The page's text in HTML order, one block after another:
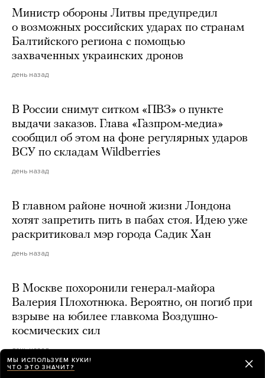
Министр обороны Литвы предупредил
о возможных российских ударах по странам
Балтийского региона с помощью
захваченных украинских дронов
день назад
В России снимут ситком «ПВЗ» о пункте
выдачи заказов. Глава «Газпром-медиа»
сообщил об этом на фоне регулярных ударов
ВСУ по складам Wildberries
день назад
В главном районе ночной жизни Лондона
хотят запретить пить в пабах стоя. Идею уже
раскритиковал мэр города Садик Хан
день назад
В Москве похоронили генерал-майора
Валерия Плохотнюка. Вероятно, он погиб при
взрыве на юбилее главкома Воздушно-
космических сил
день назад
МЫ ИСПОЛЬЗУЕМ КУКИ!
ЧТО ЭТО ЗНАЧИТ?